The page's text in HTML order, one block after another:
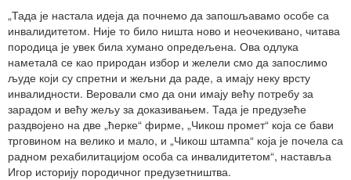
„Тада је настала идеја да почнемо да запошљавамо особе са
инвалидитетом. Није то било ништа ново и неочекивано, читава
породица је увек била хумано опредељена. Ова одлука
наметалa се као природан избор и желели смо да запослимо
људе који су спретни и жељни да раде, а имају неку врсту
инвалидности. Веровали смо да они имају већу потребу за
зарадом и већу жељу за доказивањем. Тада је предузеће
раздвојено на две „ћерке“ фирме, „Чикош промет“ која се бави
трговином на велико и мало, и „Чикош штампа“ која је почела са
радном рехабилитацијом особа са инвалидитетом“, наставља
Игор историју породичног предузетништва.